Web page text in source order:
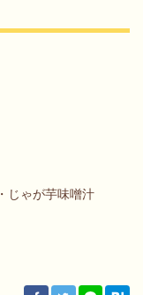
じゃが芋味噌汁